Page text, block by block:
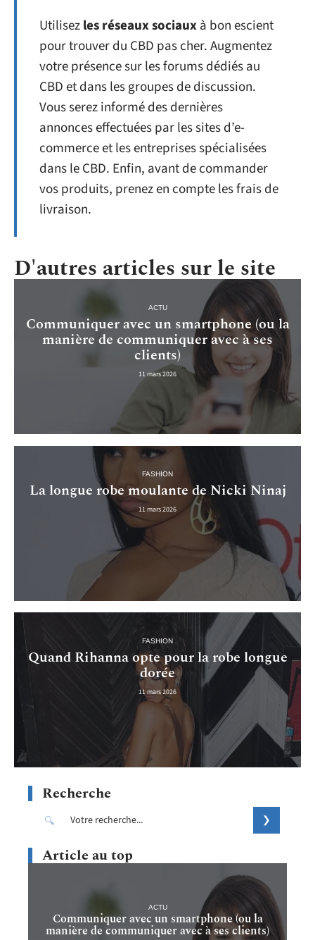
Utilisezles réseaux sociauxà bon escient
pour trouver du CBD pas cher. Augmentez
votre présence sur les forums dédiés au
CBD et dans les groupes de discussion.
Vous serez informé des dernières
annonces effectuées par les sites d’e-
commerce et les entreprises spécialisées
dans le CBD. Enfin, avant de commander
vos produits, prenez en compte les frais de
livraison.
D'autres articles sur le site
ACTU
Communiquer avec un smartphone (ou la
manière de communiquer avec à ses
clients)
11 mars 2026
FASHION
La longue robe moulante de Nicki Ninaj
11 mars 2026
FASHION
Quand Rihanna opte pour la robe longue
dorée
11 mars 2026
Recherche
Article au top
ACTU
Communiquer avec un smartphone (ou la
manière de communiquer avec à ses clients)